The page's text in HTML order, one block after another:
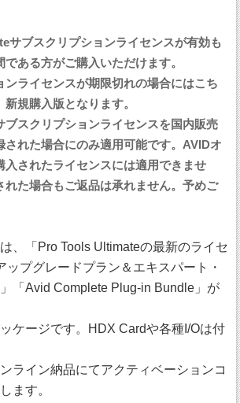
サブスクリプションライセンスが有効も
である方がご購入いただけます。
ライセンスが期限切れの場合にはこち
規購入版となります。
スクリプションライセンスを国内販売
された場合にのみ適用可能です。AVIDオ
入されたライセンスには適用できませ
れた場合もご返品は承れません。予めご
、「Pro Tools Ultimateの最新のライセ
ップグレードプラン＆エキスパート・
「Avid Complete Plug-in Bundle」が
ケージです。HDX Cardや各種I/Oは付
ライン納品にてアクティベーションコ
ます。